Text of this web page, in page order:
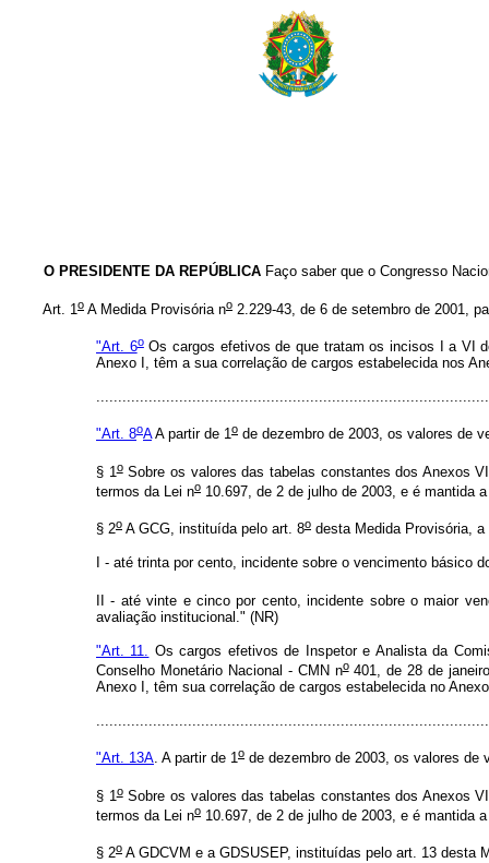
O PRESIDENTE DA REPÚBLICA Faço saber que o Congresso
Art. 1 o A Medida Provisória no 2.229-43, de 6 de setembro de 2001,
"Art. 6oOs cargos efetivos de que tratam os incisos I a VI
Anexo I, têm a sua correlação de cargos estabelecida nos
"Art. 8oAA partir de 1o de dezembro de 2003, os valores de
§ 1oSobre os valores das tabelas constantes dos Anexos
termos da Lei no 10.697, de 2 de julho de 2003, e é mantida
§ 2o A GCG, instituída pelo art. 8o desta Medida Provisória, a
I - até trinta por cento, incidente sobre o vencimento básico
II - até vinte e cinco por cento, incidente sobre o maior
avaliação institucional." (NR)
"Art. 11. Os cargos efetivos de Inspetor e Analista da
Conselho Monetário Nacional - CMN no401, de 28 de
Anexo I, têm sua correlação de cargos estabelecida no
"Art. 13A. A partir de 1o de dezembro de 2003, os valores
§ 1oSobre os valores das tabelas constantes dos Anexos
termos da Lei no 10.697, de 2 de julho de 2003, e é mantida
§ 2o A GDCVM e a GDSUSEP, instituídas pelo art. 13 desta